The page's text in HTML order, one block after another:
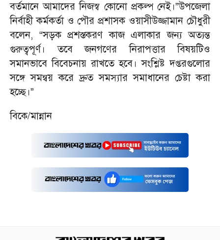
বর্তমানে আমাদের নিজস্ব কোনো প্রকল্প নেই।”উপজেলা
নির্বাহী কর্মকর্তা ও পৌর প্রশাসক ওয়াসীউজ্জামান চৌধুরী
বলেন, “সড়ক প্রশস্তকরণ কাজ এলাকার জন্য অত্যন্ত
গুরুত্বপূর্ণ। তবে জনগণের নিরাপত্তার বিষয়টিও
সমানভাবে বিবেচনায় রাখতে হবে। সংশ্লিষ্ট দপ্তরগুলোর
সঙ্গে সমন্বয় করে দ্রুত সমস্যার সমাধানের চেষ্টা করা
হচ্ছে।”
বিকে/মান্নান